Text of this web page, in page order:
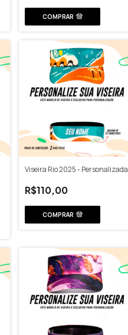
COMPRAR
Viseira Rio 2025 - Personalizada
R$110,00
COMPRAR